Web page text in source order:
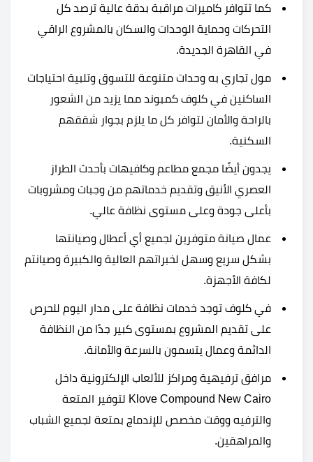
كما تتوافر كاميرات مراقبة بدقة عالية ترصد كل
التحركات وحماية الوحدات والسكان بالمشروع الراقي
في القاهرة الجديدة.
مول تجاري به وحدات متنوعة للتسوق وتلبية احتياجات
الساكنين في كلوف كمبوند مما يزيد من الشعور
بالراحة والأمان لتوافر كل ما يلزم بجوار شققهم
السكنية.
يجدون أيضًا مجمع مطاعم وكافيهات بأحدث الطراز
العصري الأنيق وتقديم خدماتهم من وجبات ومشروبات
بأعلى جودة وعلى مستوى نظافة عالي.
عمال صيانة متوفرين لجميع أي أعطال وصيانتها
بشكل سريع وسهل لخبراتهم العالية والكبيرة وصيانتم
لكافة الأجهزة.
في كلوف توجد خدمات نظافة على مدار اليوم للحرص
على تقديم المشروع بمستوى كبير جدًا من النظافة
الدائمة وعمال يتسمون بالسرعة والأمانة.
مرافق ترفيهية ومراكز للألعاب الإلكترونية داخل
Klove Compound New Cairo لتوفير المتعة
والترفيه ووقت مخصص للإندماج بمتعة لجميع الشباب
والمراهقين.